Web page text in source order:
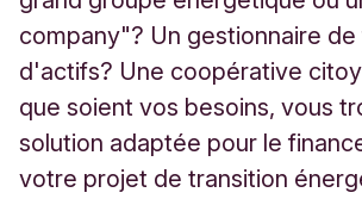
company"? Un gestionnaire de
d'actifs? Une coopérative
que soient vos besoins, vous
solution adaptée pour le
votre projet de transition